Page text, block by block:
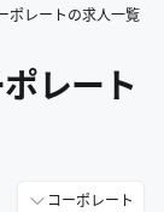
ポレートの求人一覧
レート
コーポレート